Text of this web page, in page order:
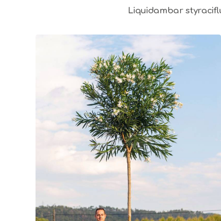
Liquidambar